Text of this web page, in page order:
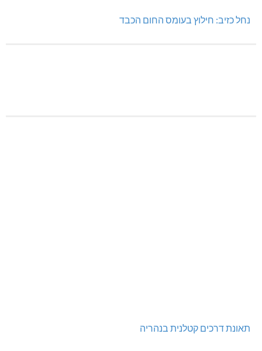
נחל כזיב: חילוץ בעומס החום הכבד
תאונת דרכים קטלנית בנהריה